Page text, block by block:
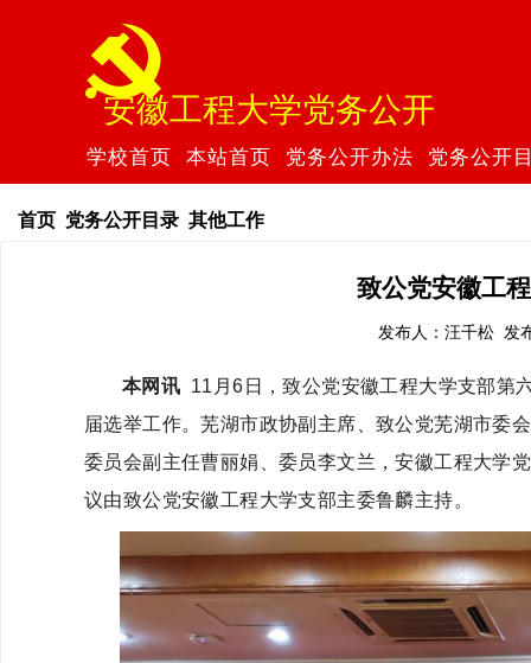
安徽工程大学党务公开
学校首页 本站首页 党务公开办法 党务公开
首页 党务公开目录 其他工作
致公党安徽工
发布人：汪千松 发
本网讯 11月6日，致公党安徽工程大学支部第
届选举工作。芜湖市政协副主席、致公党芜湖市委
委员会副主任曹丽娟、委员李文兰，安徽工程大学
议由致公党安徽工程大学支部主委鲁麟主持。